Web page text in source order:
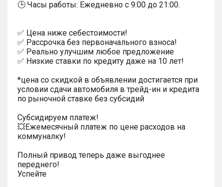
🕒 Часы работы: Ежедневно с 9:00 до 21:00.
✅ Цена ниже себестоимости!
✅ Рассрочка без первоначального взноса!
✅ Реально улучшим любое предложение
✅ Низкие ставки по кредиту даже на 10 лет!
*цена со скидкой в объявлении достигается при
условии сдачи автомобиля в трейд-ин и кредита
по рыночной ставке без субсидий
Субсидируем платеж!
💥Ежемесячный платеж по цене расходов на
коммуналку!
Полный привод теперь даже выгоднее
переднего!
Успейте